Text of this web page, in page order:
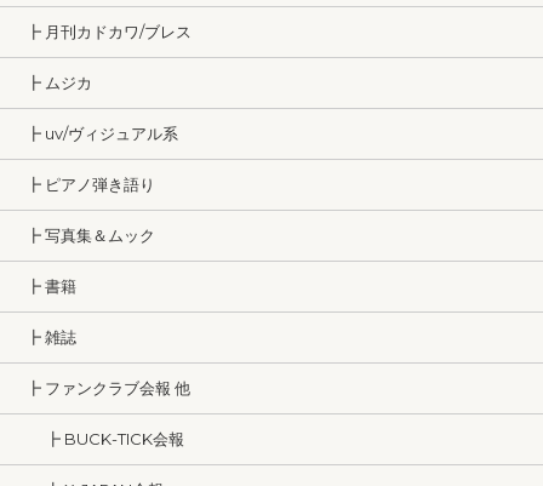
┣ 月刊カドカワ/ブレス
┣ ムジカ
┣ uv/ヴィジュアル系
┣ ピアノ弾き語り
┣ 写真集＆ムック
┣ 書籍
┣ 雑誌
┣ ファンクラブ会報 他
┣ BUCK-TICK会報